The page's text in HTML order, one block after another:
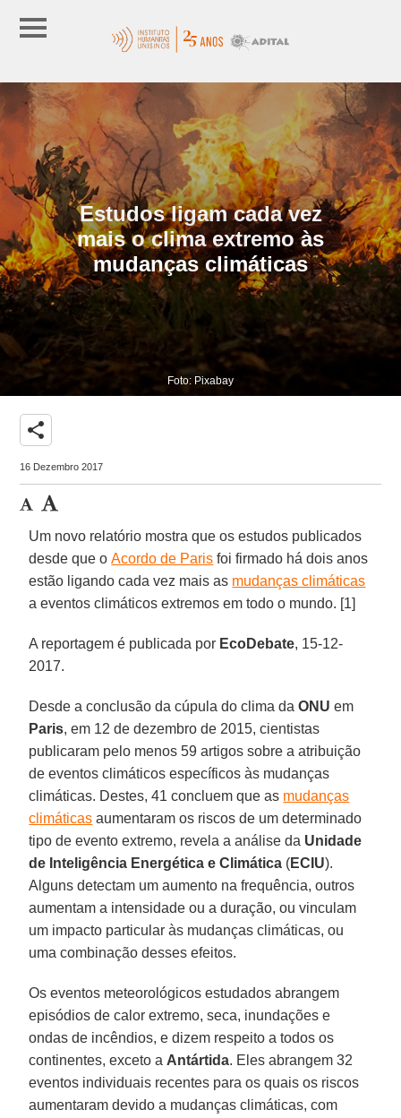
Estudos ligam cada vez
mais o clima extremo às
mudanças climáticas
Foto: Pixabay
share
16 Dezembro 2017
Um novo relatório mostra que os estudos publicados
desde que o Acordo de Paris foi firmado há dois anos
estão ligando cada vez mais as mudanças climáticas
a eventos climáticos extremos em todo o mundo. [1]
A reportagem é publicada por EcoDebate, 15-12-
2017.
Desde a conclusão da cúpula do clima daONU em
Paris, em 12 de dezembro de 2015, cientistas
publicaram pelo menos 59 artigos sobre a atribuição
de eventos climáticos específicos às mudanças
climáticas. Destes, 41 concluem que as mudanças
climáticas aumentaram os riscos de um determinado
tipo de evento extremo, revela a análise da Unidade
de Inteligência Energética e Climática (ECIU).
Alguns detectam um aumento na frequência, outros
aumentam a intensidade ou a duração, ou vinculam
um impacto particular às mudanças climáticas, ou
uma combinação desses efeitos.
Os eventos meteorológicos estudados abrangem
episódios de calor extremo, seca, inundações e
ondas de incêndios, e dizem respeito a todos os
continentes, exceto a Antártida. Eles abrangem 32
eventos individuais recentes para os quais os riscos
aumentaram devido a mudanças climáticas, com